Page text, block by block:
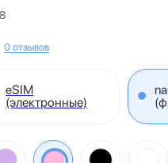
0 отзывов
eSIM
(электронные)